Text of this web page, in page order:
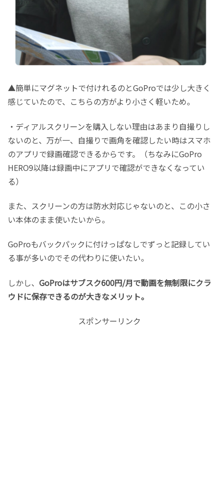
▲簡単にマグネットで付けれるのとGoProでは少し大きく
感じていたので、こちらの方がより小さく軽いため。
・ディアルスクリーンを購入しない理由はあまり自撮りし
ないのと、万が一、自撮りで画角を確認したい時はスマホ
のアプリで録画確認できるからです。（ちなみにGoPro
HERO9以降は録画中にアプリで確認ができなくなってい
る）
また、スクリーンの方は防水対応じゃないのと、この小さ
い本体のまま使いたいから。
GoProもバックパックに付けっぱなしでずっと記録してい
る事が多いのでその代わりに使いたい。
しかし、 GoProはサブスク600円/月で動画を無制限にクラ
ウドに保存できるのが大きなメリット。
スポンサーリンク